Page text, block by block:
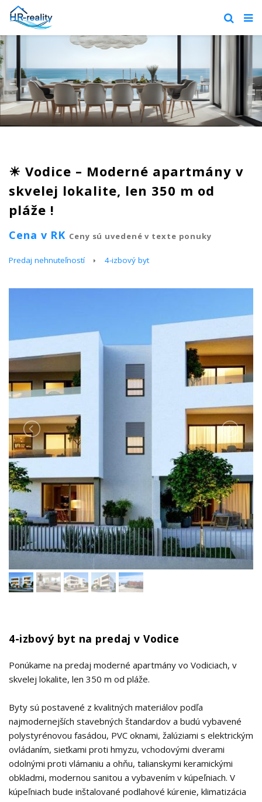
☀ Vodice – Moderné apartmány v
skvelej lokalite, len 350 m od
pláže !
Cena v RK Ceny sú uvedené v texte ponuky
Predaj nehnuteľností 4-izbový byt
4-izbový byt na predaj v Vodice
Ponúkame na predaj moderné apartmány vo Vodiciach, v
skvelej lokalite, len 350 m od pláže.
Byty sú postavené z kvalitných materiálov podľa
najmodernejších stavebných štandardov a budú vybavené
polystyrénovou fasádou, PVC oknami, žalúziami s elektrickým
ovládaním, sieťkami proti hmyzu, vchodovými dverami
odolnými proti vlámaniu a ohňu, talianskymi keramickými
obkladmi, modernou sanitou a vybavením v kúpeľniach. V
kúpeľniach bude inštalované podlahové kúrenie, klimatizácia